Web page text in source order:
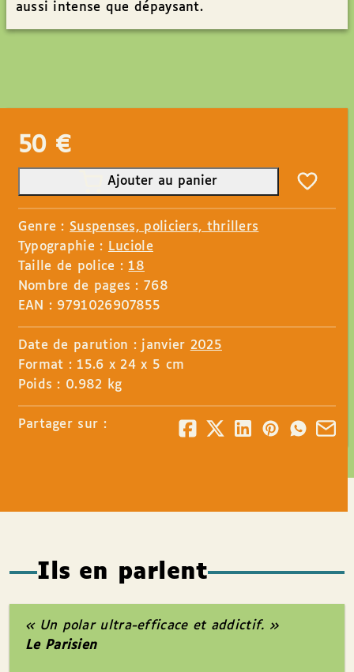
aussi intense que dépaysant.
50 €
Ajouter au panier
Genre : Suspenses, policiers, thrillers
Typographie : Luciole
Taille de police : 18
Nombre de pages : 768
EAN : 9791026907855
Date de parution : janvier 2025
Format : 15.6 x 24 x 5 cm
Poids : 0.982 kg
Partager sur :
Ils en parlent
« Un polar ultra-efficace et addictif. »
Le Parisien